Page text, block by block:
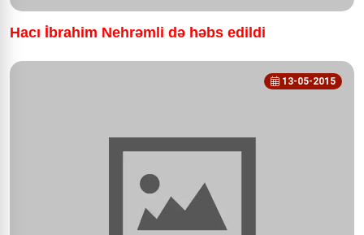
Hacı İbrahim Nehrəmli də həbs edildi
13-05-2015